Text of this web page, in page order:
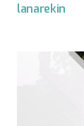
lanarekin